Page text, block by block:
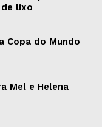
lixo
Copa do Mundo
Mel e Helena